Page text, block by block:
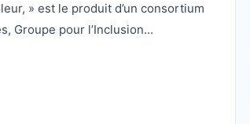
» est le produit d’un consortium
Groupe pour l’Inclusion...